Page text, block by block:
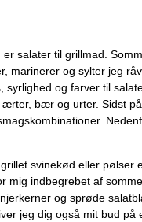
er salater til grillmad.
marinerer og sylter jeg
syrlighed og farver til
ærter, bær og urter. Sidst
svinekød eller
mig indbegrebet af
og sprøde
jeg dig også mit bud